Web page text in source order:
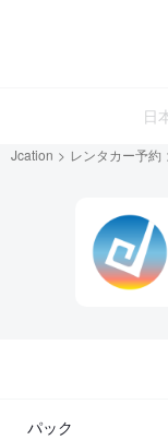
日
Jcation レンタカー予約
パック